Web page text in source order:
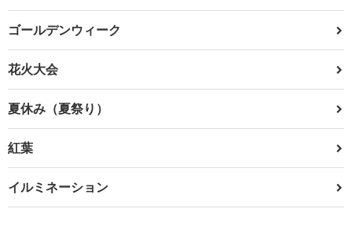
ゴールデンウィーク
花火大会
夏休み（夏祭り）
紅葉
イルミネーション